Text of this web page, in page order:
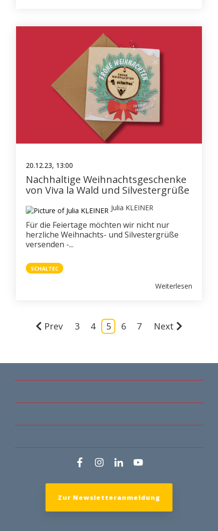
20.12.23, 13:00
Nachhaltige Weihnachtsgeschenke
von Viva la Wald und Silvestergrüße
Julia KLEINER
Für die Feiertage möchten wir nicht nur
herzliche Weihnachts- und Silvestergrüße
versenden -...
SCHALTEC
Weiterlesen
Prev 3 4 5 6 7 Next
Zur Newsletteranmeldung